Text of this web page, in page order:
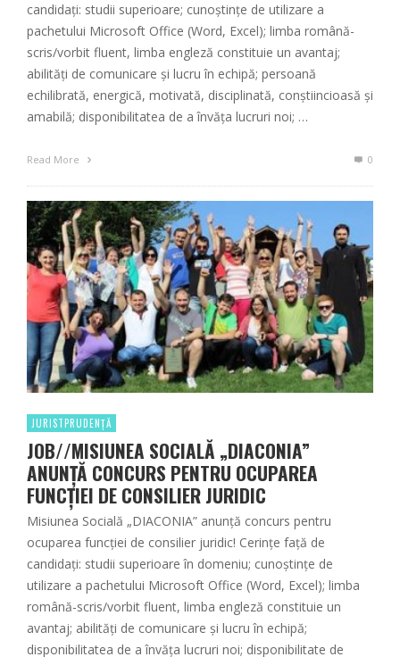
candidați: studii superioare; cunoștințe de utilizare a
pachetului Microsoft Office (Word, Excel); limba română-
scris/vorbit fluent, limba engleză constituie un avantaj;
abilități de comunicare și lucru în echipă; persoană
echilibrată, energică, motivată, disciplinată, conștiincioasă și
amabilă; disponibilitatea de a învăța lucruri noi; …
Read More 0
JURISTPRUDENȚĂ
JOB//MISIUNEA SOCIALĂ „DIACONIA”
ANUNȚĂ CONCURS PENTRU OCUPAREA
FUNCȚIEI DE CONSILIER JURIDIC
Misiunea Socială „DIACONIA” anunță concurs pentru
ocuparea funcției de consilier juridic! Cerințe față de
candidați: studii superioare în domeniu; cunoștințe de
utilizare a pachetului Microsoft Office (Word, Excel); limba
română-scris/vorbit fluent, limba engleză constituie un
avantaj; abilități de comunicare și lucru în echipă;
disponibilitatea de a învăța lucruri noi; disponibilitate de